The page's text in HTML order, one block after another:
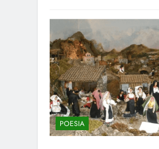
POESIA